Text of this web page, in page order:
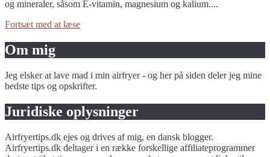
i
+
andre
mandel-
og mineraler, såsom E-vitamin, magnesium og kalium....
Fortsæt med at læse
Om mig
Jeg elsker at lave mad i min airfryer - og her på siden deler jeg mine
bedste tips og opskrifter.
Juridiske oplysninger
Airfryertips.dk ejes og drives af mig, en dansk blogger.
Airfryertips.dk deltager i en række forskellige affiliateprogrammer